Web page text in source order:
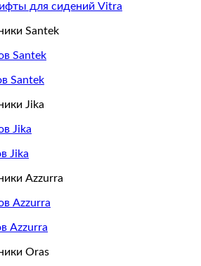
для сидений Vitra
Santek
Santek
Santek
Jika
Jika
Jika
Azzurra
Azzurra
Azzurra
Oras